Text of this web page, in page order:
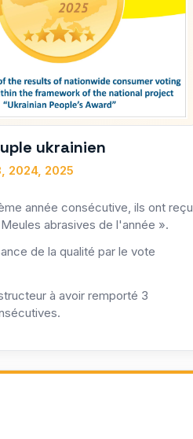
ukrainien
2024, 2025
année consécutive, ils ont reçu
abrasives de l'année ».
de la qualité par le vote
à avoir remporté 3